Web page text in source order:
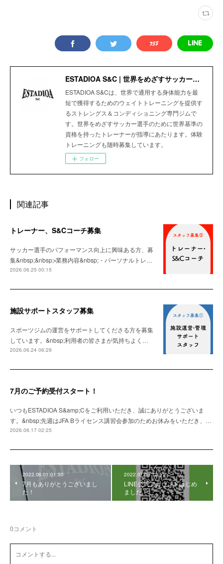
ESTADIOA S&C | 世界をめざすサッカー選手のためのStrength＆Conditioning Gym
ESTADIOA S&Cは、世界で通用する身体能力を最
短で獲得するためのウェイトトレーニングを提供す
るストレングス＆コンディショニング専門ジムで
す。世界をめざすサッカー選手のために世界基準の
資格を持ったトレーナーが指導にあたります。体験
トレーニングも随時募集しています。
フォロー
関連記事
トレーナー、S&Cコーチ募集
サッカー選手のパフォーマンス向上に興味ある方、募
集&nbsp;&nbsp;▫️業務内容&nbsp;・パーソナルトレ…
2026.06.25 00:15
施設サポートスタッフ募集
スポーツジムの運営をサポートしてくださる方を募集
しています。&nbsp;利用者の皆さまが気持ちよく…
2026.06.24 06:29
7月のご予約受付スタート！
いつもESTADIOA S&amp;Cをご利用いただき、誠にありがとうございま
す。&nbsp;先週はJFA Bライセンス講習会参加のためお休みをいただき、…
2026.06.17 02:25
2022.08.01 01:50
7月もありがとうございまし
た！
2022.07.02 12:51
LINE公式アカウントはじめ
ました！
0コメント